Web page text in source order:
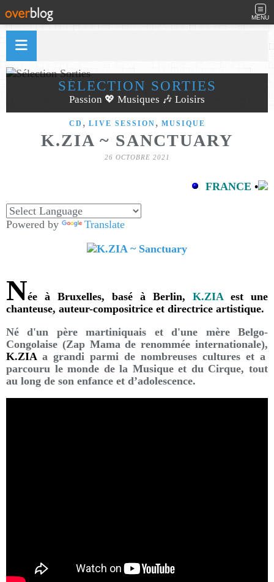
MENU
SÉLECTION SORTIES
Passion 💖 Musiques 🎶 Loisirs
CD , LIVE SESSION , MUSIQUE
K.ZIA ~ SANCTUARY
26 OCTOBRE 2021
FRANCE •
Powered by Translate
Née à Bruxelles, basé à Berlin, K.ZIAest une
chanteuse, auteur-compositrice et directrice artistique.
Né d'un père martiniquais et d'une mère Belgo-
Congolaise (Zap Mama de renommée internationale),
K.ZIAa grandi parmi de nombreuses cultures et a
parcouru le monde de la Musique et du Cirque, tout
au long de son enfance et d’adolescence.